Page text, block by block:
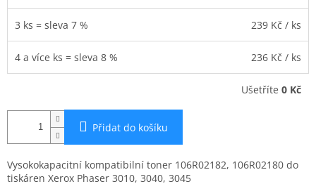
3 ks = sleva 7 % 239 Kč / ks
4 a více ks = sleva 8 % 236 Kč / ks
Ušetříte 0 Kč
Přidat do košíku
Vysokokapacitní kompatibilní toner 106R02182, 106R02180 do
tiskáren Xerox Phaser 3010, 3040, 3045